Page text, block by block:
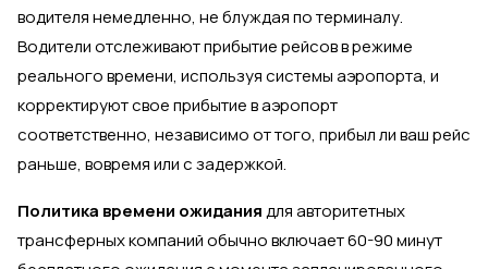
водителя немедленно, не блуждая по терминалу.
Водители отслеживают прибытие рейсов в режиме
реального времени, используя системы аэропорта, и
корректируют свое прибытие в аэропорт
соответственно, независимо от того, прибыл ли ваш рейс
раньше, вовремя или с задержкой.
Политика времени ожиданиядля авторитетных
трансферных компаний обычно включает 60-90 минут